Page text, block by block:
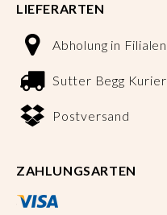
LIEFERARTEN
Abholung in Filialen
Sutter Begg Kurier
Postversand
ZAHLUNGSARTEN